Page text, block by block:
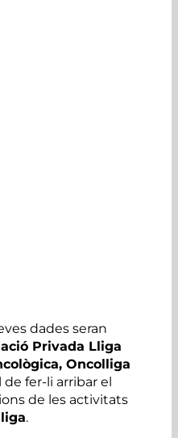
dades seran
Privada Lliga
Oncolliga
fer-li arribar el
de les activitats
.